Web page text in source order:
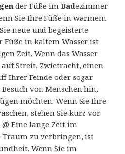
der Füße imBadezimmer
Sie Ihre Füße in warmem
neue und begeisterte
Füße in kaltem Wasser ist
Zeit. Wenn das Wasser
Streit, Zwietracht, einen
Ihrer Feinde oder sogar
von Menschen hin,
möchten. Wenn Sie Ihre
stehen Sie kurz vor
Eine lange Zeit im
zu verbringen, ist
Wenn Sie im